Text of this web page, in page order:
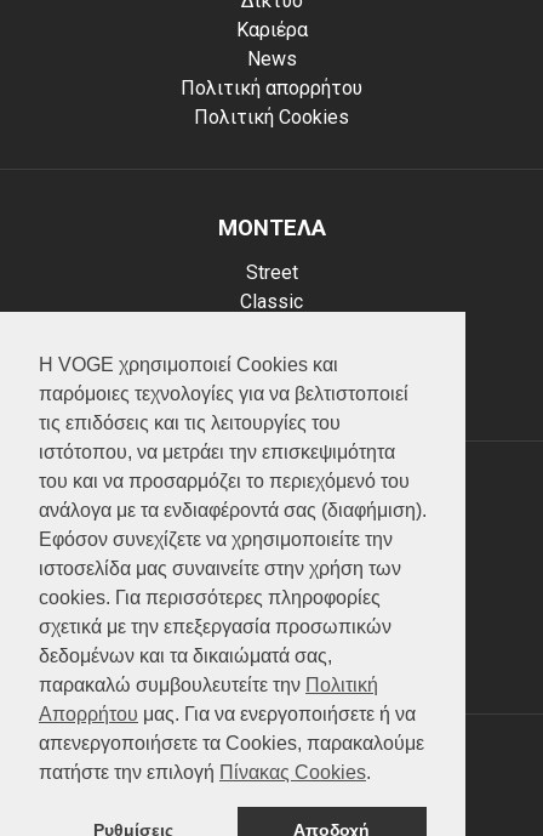
Η VOGE χρησιμοποιεί Cookies και
παρόμοιες τεχνολογίες για να βελτιστοποιεί
τις επιδόσεις και τις λειτουργίες του
ιστότοπου, να μετράει την επισκεψιμότητα
του και να προσαρμόζει το περιεχόμενό του
ανάλογα με τα ενδιαφέροντά σας (διαφήμιση).
Εφόσον συνεχίζετε να χρησιμοποιείτε την
ιστοσελίδα μας συναινείτε στην χρήση των
cookies. Για περισσότερες πληροφορίες
σχετικά με την επεξεργασία προσωπικών
δεδομένων και τα δικαιώματά σας,
παρακαλώ συμβουλευτείτε την Πολιτική
Απορρήτου μας. Για να ενεργοποιήσετε ή να
απενεργοποιήσετε τα Cookies, παρακαλούμε
πατήστε την επιλογή Πίνακας Cookies.
Ρυθμίσεις Αποδοχή
Καριέρα
News
Πολιτική απορρήτου
Πολιτική Cookies
ΜΟΝΤΕΛΑ
Street
Classic
Scooter
ATV (Loncin)
ΥΠΗΡΕΣΙΕΣ
Test ride
Επικοινωνία
Service
Κατάλογος
FAQ
SOCIAL MEDIA